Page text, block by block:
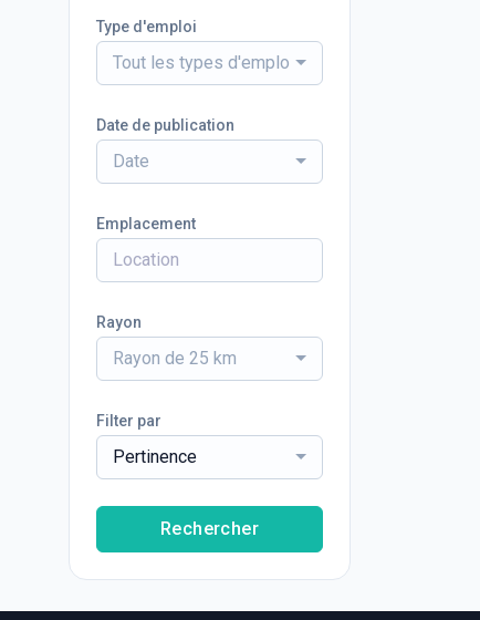
Type d'emploi
Tout les types d'emploi
Date de publication
Date
Emplacement
Rayon
Rayon de 25 km
Filter par
Pertinence
Rechercher